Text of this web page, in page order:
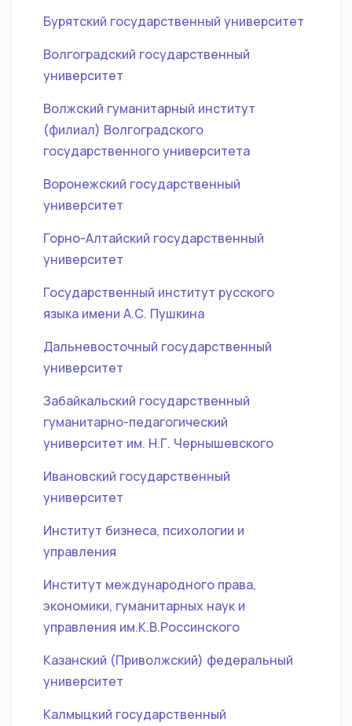
Бурятский государственный университет
Волгоградский государственный
университет
Волжский гуманитарный институт
(филиал) Волгоградского
государственного университета
Воронежский государственный
университет
Горно-Алтайский государственный
университет
Государственный институт русского
языка имени А.С. Пушкина
Дальневосточный государственный
университет
Забайкальский государственный
гуманитарно-педагогический
университет им. Н.Г. Чернышевского
Ивановский государственный
университет
Институт бизнеса, психологии и
управления
Институт международного права,
экономики, гуманитарных наук и
управления им.К.В.Россинского
Казанский (Приволжский) федеральный
университет
Калмыцкий государственный